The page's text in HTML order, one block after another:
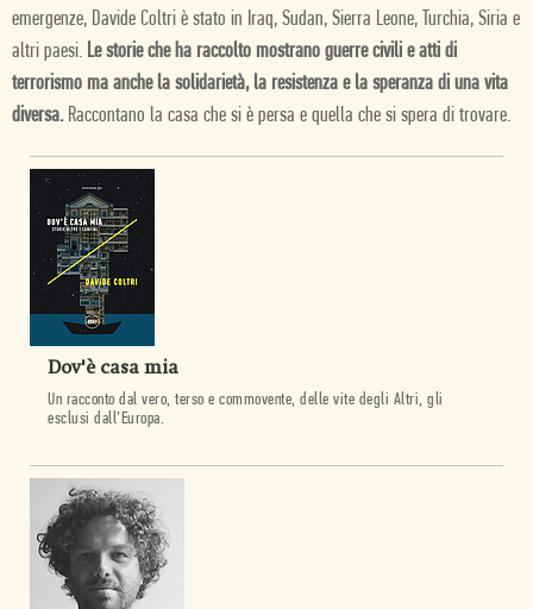
emergenze, Davide Coltri è stato in Iraq, Sudan, Sierra Leone, Turchia, Siria e
altri paesi. Le storie che ha raccolto mostrano guerre civili e atti di
terrorismo ma anche la solidarietà, la resistenza e la speranza di una vita
diversa.Raccontano la casa che si è persa e quella che si spera di trovare.
Dov'è casa mia
Un racconto dal vero, terso e commovente, delle vite degli Altri, gli
esclusi dall’Europa.